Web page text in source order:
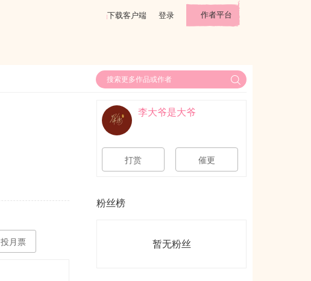
下载客户端 登录 作者平台
投月票
李大爷是大爷
打赏 催更
粉丝榜
暂无粉丝